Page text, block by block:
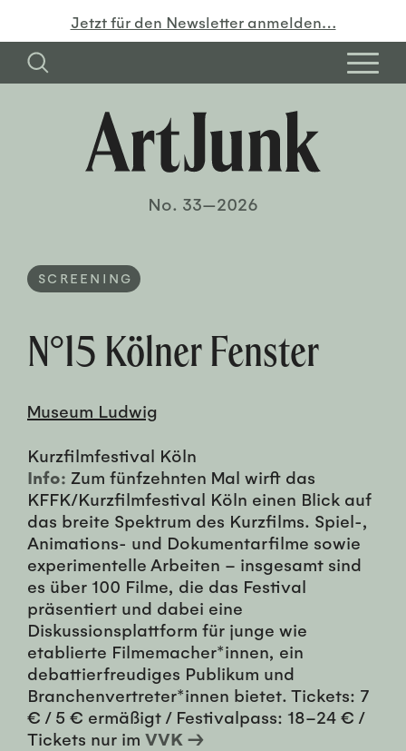
Jetzt für den Newsletter anmelden…
No. 33—2026
SCREENING
N°15 Kölner Fenster
Museum Ludwig
Kurzfilmfestival Köln
Info: Zum fünfzehnten Mal wirft das
KFFK/Kurzfilmfestival Köln einen Blick auf
das breite Spektrum des Kurzfilms. Spiel-,
Animations- und Dokumentarfilme sowie
experimentelle Arbeiten – insgesamt sind
es über 100 Filme, die das Festival
präsentiert und dabei eine
Diskussionsplattform für junge wie
etablierte Filmemacher*innen, ein
debattierfreudiges Publikum und
Branchenvertreter*innen bietet. Tickets: 7
€ / 5 € ermäßigt / Festivalpass: 18–24 € /
Tickets nur im VVK →